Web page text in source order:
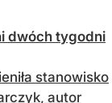
dwóch tygodni
stanowisko
autor